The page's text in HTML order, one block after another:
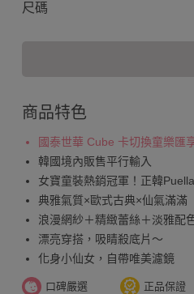
尺碼
商品特色
國泰世華 Cube 卡切換童樂匯
韓國境內販售平行輸入
女寶童裝熱銷冠軍！正韓
典雅氣質×歐式古典×仙氣滿滿
浪漫網紗＋精緻蕾絲＋淡雅配
漂亮穿搭，吸睛殺底片～
化身小仙女，自帶唯美濾鏡
口碑嚴選 正品保證